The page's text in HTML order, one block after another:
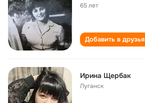
65 лет
Добавить в друзья
Ирина Щербак
Луганск